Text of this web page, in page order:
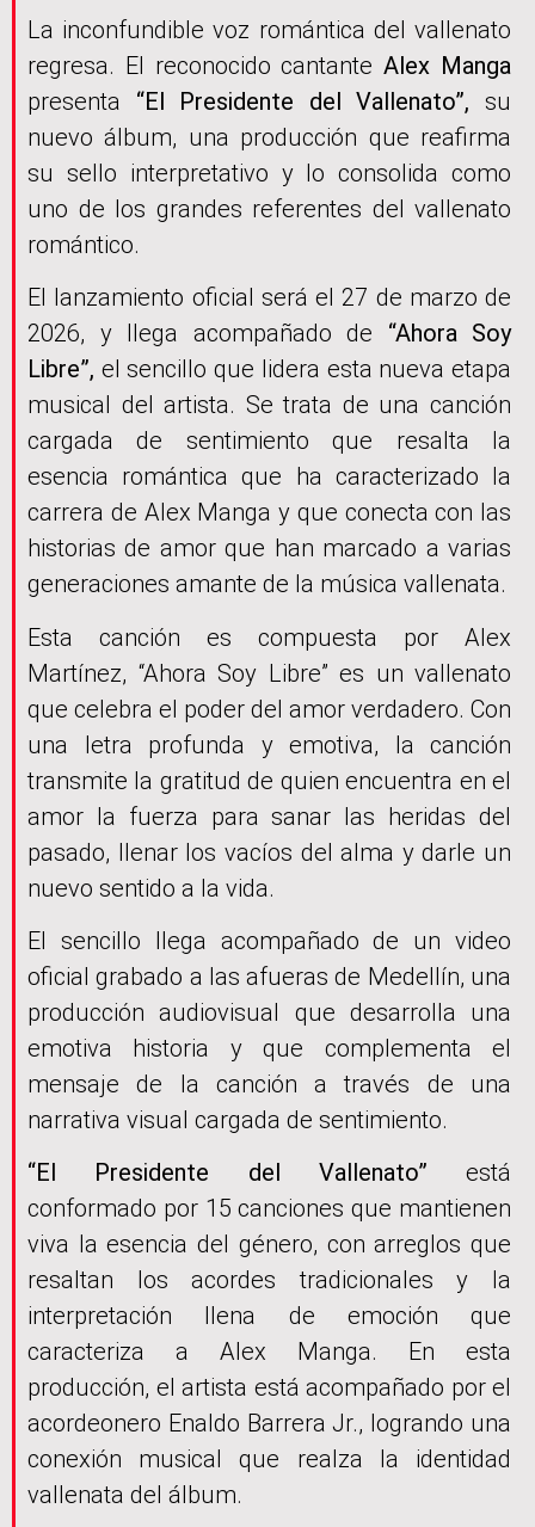
La inconfundible voz romántica del vallenato
regresa. El reconocido cantanteAlex Manga
presenta “El Presidente del Vallenato”, su
nuevo álbum, una producción que reafirma
su sello interpretativo y lo consolida como
uno de los grandes referentes del vallenato
romántico.
El lanzamiento oficial será el 27 de marzo de
2026, y llega acompañado de “Ahora Soy
Libre”, el sencillo que lidera esta nueva etapa
musical del artista. Se trata de una canción
cargada de sentimiento que resalta la
esencia romántica que ha caracterizado la
carrera de Alex Manga y que conecta con las
historias de amor que han marcado a varias
generaciones amante de la música vallenata.
Esta canción es compuesta por Alex
Martínez, “Ahora Soy Libre” es un vallenato
que celebra el poder del amor verdadero. Con
una letra profunda y emotiva, la canción
transmite la gratitud de quien encuentra en el
amor la fuerza para sanar las heridas del
pasado, llenar los vacíos del alma y darle un
nuevo sentido a la vida.
El sencillo llega acompañado de un video
oficial grabado a las afueras de Medellín, una
producción audiovisual que desarrolla una
emotiva historia y que complementa el
mensaje de la canción a través de una
narrativa visual cargada de sentimiento.
“El Presidente del Vallenato” está
conformado por 15 canciones que mantienen
viva la esencia del género, con arreglos que
resaltan los acordes tradicionales y la
interpretación llena de emoción que
caracteriza a Alex Manga. En esta
producción, el artista está acompañado por el
acordeonero Enaldo Barrera Jr., logrando una
conexión musical que realza la identidad
vallenata del álbum.